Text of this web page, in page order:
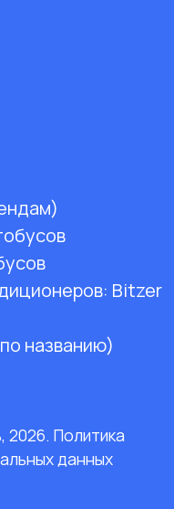
Bitzer
названию)
Политика
данных